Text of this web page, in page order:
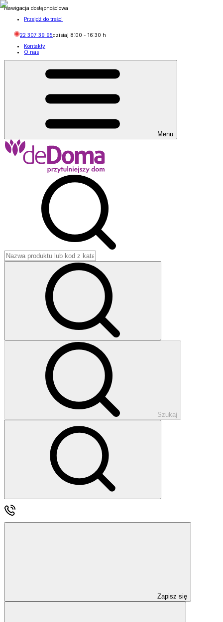
Nawigacja dostępnościowa
Przejdź do treści
22 307 39 95dzisiaj 8:00 - 16:30 h
Kontakty
O nas
Menu
Szukaj
Zapisz się